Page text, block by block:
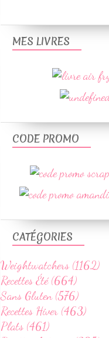
CATÉGORIES
Weightwatchers (1162)
Recettes Été (664)
Sans Gluten (576)
Recettes Hiver (463)
Plats (461)
MES LIVRES
CODE PROMO